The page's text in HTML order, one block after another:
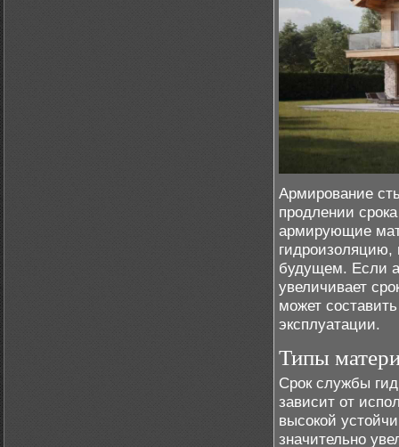
Армирование
продлении
армирующие
гидроизоляцию,
будущем. Если
увеличивает
может
эксплуатации.
Типы
Срок службы
зависит от
высокой
значительно